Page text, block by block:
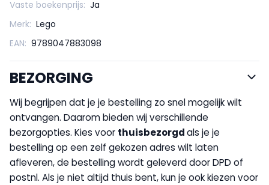
Vaste boekenprijs: Ja
Merk: Lego
EAN: 9789047883098
BEZORGING
Wij begrijpen dat je je bestelling zo snel mogelijk wilt
ontvangen. Daarom bieden wij verschillende
bezorgopties. Kies voor thuisbezorgdals je je
bestelling op een zelf gekozen adres wilt laten
afleveren, de bestelling wordt geleverd door DPD of
postnl. Als je niet altijd thuis bent, kun je ook kiezen voor